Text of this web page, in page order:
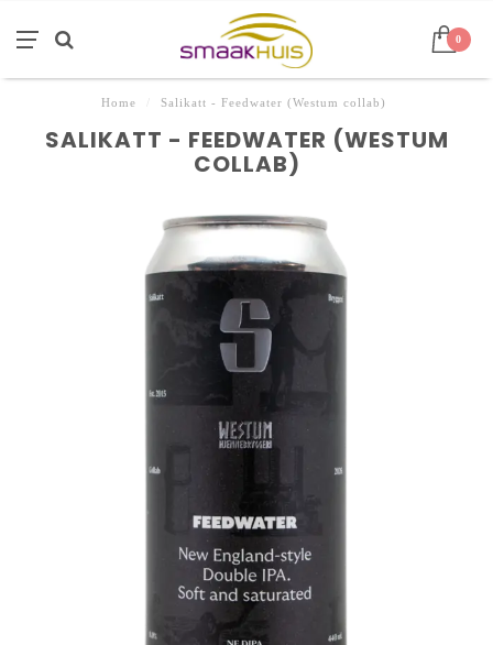
0
Home Salikatt - Feedwater (Westum collab)
SALIKATT - FEEDWATER (WESTUM
COLLAB)